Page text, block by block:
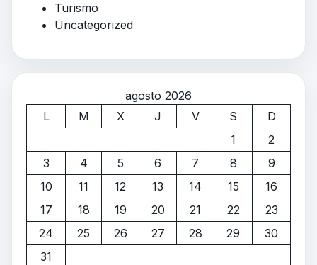
Turismo
Uncategorized
agosto 2026
L
M X J V S
D
1
2
3
4 5 6 7 8
9
10
11 12 13 14 15
16
17
18 19 20 21 22
23
24
25 26 27 28 29
30
31